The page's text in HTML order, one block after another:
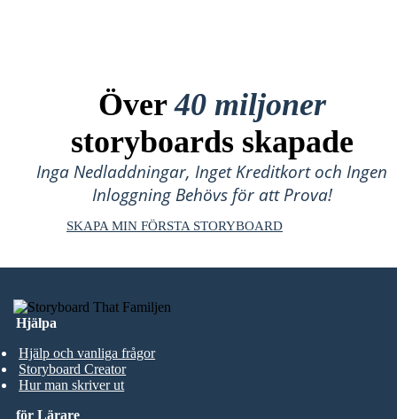
Över40 miljoner
storyboards skapade
Inga Nedladdningar, Inget Kreditkort och Ingen
Inloggning Behövs för att Prova!
SKAPA MIN FÖRSTA STORYBOARD
Hjälpa
Hjälp och vanliga frågor
Storyboard Creator
Hur man skriver ut
för Lärare